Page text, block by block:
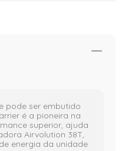
pode ser embutido
é a pioneira na
superior, ajuda
Airvolution 38T,
energia da unidade